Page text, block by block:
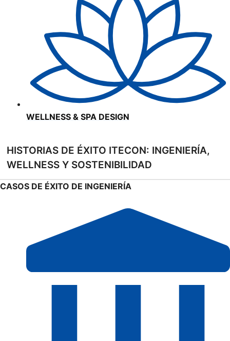
WELLNESS & SPA DESIGN
HISTORIAS DE ÉXITO ITECON: INGENIERÍA,
WELLNESS Y SOSTENIBILIDAD
CASOS DE ÉXITO DE INGENIERÍA